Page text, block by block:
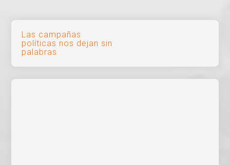
Navegación
de
entradas
Las campañas
políticas nos dejan sin
palabras